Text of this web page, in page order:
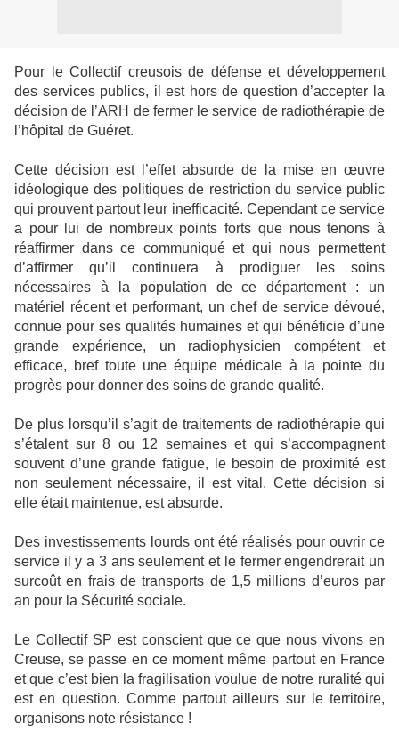
Pour le Collectif creusois de défense et développement
des services publics, il est hors de question d’accepter la
décision de l’ARH de fermer le service de radiothérapie de
l’hôpital de Guéret.
Cette décision est l’effet absurde de la mise en œuvre
idéologique des politiques de restriction du service public
qui prouvent partout leur inefficacité. Cependant ce service
a pour lui de nombreux points forts que nous tenons à
réaffirmer dans ce communiqué et qui nous permettent
d’affirmer qu’il continuera à prodiguer les soins
nécessaires à la population de ce département : un
matériel récent et performant, un chef de service dévoué,
connue pour ses qualités humaines et qui bénéficie d’une
grande expérience, un radiophysicien compétent et
efficace, bref toute une équipe médicale à la pointe du
progrès pour donner des soins de grande qualité.
De plus lorsqu’il s’agit de traitements de radiothérapie qui
s’étalent sur 8 ou 12 semaines et qui s’accompagnent
souvent d’une grande fatigue, le besoin de proximité est
non seulement nécessaire, il est vital. Cette décision si
elle était maintenue, est absurde.
Des investissements lourds ont été réalisés pour ouvrir ce
service il y a 3 ans seulement et le fermer engendrerait un
surcoût en frais de transports de 1,5 millions d’euros par
an pour la Sécurité sociale.
Le Collectif SP est conscient que ce que nous vivons en
Creuse, se passe en ce moment même partout en France
et que c’est bien la fragilisation voulue de notre ruralité qui
est en question. Comme partout ailleurs sur le territoire,
organisons note résistance !